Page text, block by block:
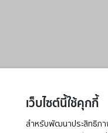
เว็บไซต์นี้ใช้คุกกี้
สำหรับพัฒนาประสิทธิภา